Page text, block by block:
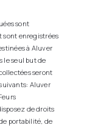
sont
sont enregistrées
à Aluver
le seul but de
seront
Aluver
de droits
portabilité, de